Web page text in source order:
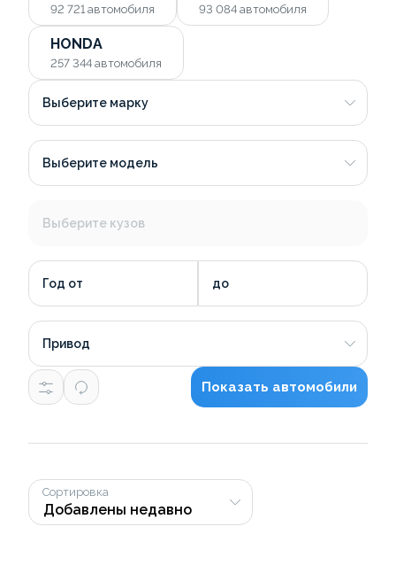
92 721 автомобиля 93 084 автомобиля
HONDA
257 344 автомобиля
Выберите марку
Выберите модель
Выберите кузов
Год от до
Привод
Показать автомобили
Сортировка